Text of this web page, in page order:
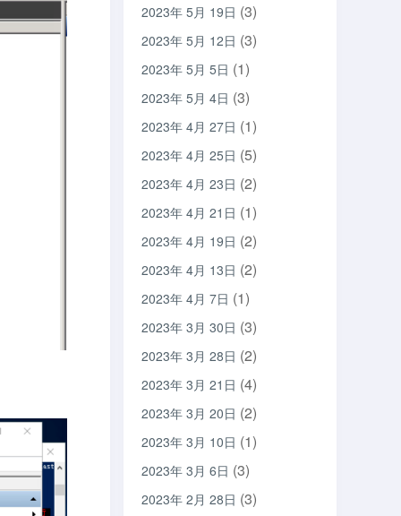
2023年 5月 19日 (3)
2023年 5月 12日 (3)
2023年 5月 5日 (1)
2023年 5月 4日 (3)
2023年 4月 27日 (1)
2023年 4月 25日 (5)
2023年 4月 23日 (2)
2023年 4月 21日 (1)
2023年 4月 19日 (2)
2023年 4月 13日 (2)
2023年 4月 7日 (1)
2023年 3月 30日 (3)
2023年 3月 28日 (2)
2023年 3月 21日 (4)
2023年 3月 20日 (2)
2023年 3月 10日 (1)
2023年 3月 6日 (3)
2023年 2月 28日 (3)